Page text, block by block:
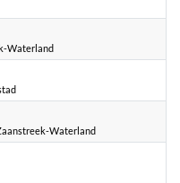
Waterland
Waterland